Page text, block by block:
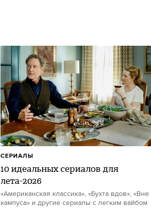
10 идеальных сериалов для
лета-2026
«Американская классика», «Бухта вдов», «Вне
кампуса» и другие сериалы с легким вайбом
СЕРИАЛЫ